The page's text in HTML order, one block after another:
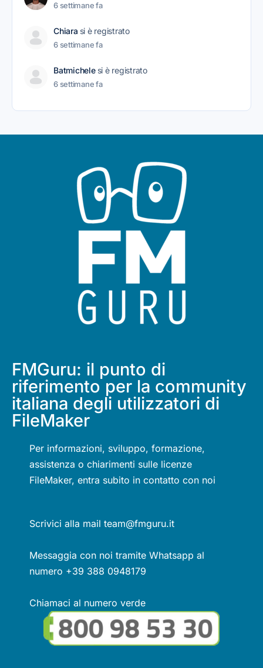
6 settimane fa
Chiara si è registrato
6 settimane fa
Batmichele si è registrato
6 settimane fa
FMGuru: il punto di
riferimento per la community
italiana degli utilizzatori di
FileMaker
Per informazioni, sviluppo, formazione,
assistenza o chiarimenti sulle licenze
FileMaker, entra subito in contatto con noi
Scrivici alla mail team@fmguru.it
Messaggia con noi tramite Whatsapp al
numero +39 388 0948179
Chiamaci al numero verde